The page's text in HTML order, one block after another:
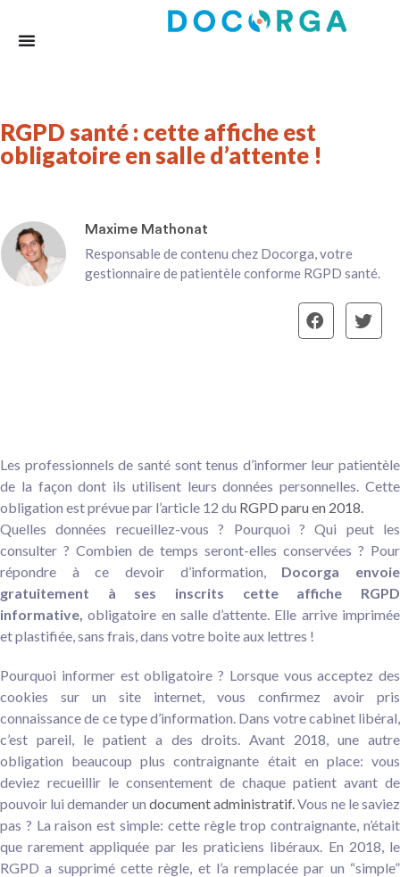
RGPD santé : cette affiche est
obligatoire en salle d’attente !
Maxime Mathonat
Responsable de contenu chez Docorga, votre
gestionnaire de patientèle conforme RGPD santé.
Les professionnels de santé sont tenus d’informer leur patientèle
de la façon dont ils utilisent leurs données personnelles. Cette
obligation est prévue par l’article 12 du RGPD paru en 2018.
Quelles données recueillez-vous ? Pourquoi ? Qui peut les
consulter ? Combien de temps seront-elles conservées ? Pour
répondre à ce devoir d’information, Docorga envoie
gratuitement à ses inscrits cette affiche RGPD
informative, obligatoire en salle d’attente. Elle arrive imprimée
et plastifiée, sans frais, dans votre boite aux lettres !
Pourquoi informer est obligatoire ? Lorsque vous acceptez des
cookies sur un site internet, vous confirmez avoir pris
connaissance de ce type d’information. Dans votre cabinet libéral,
c’est pareil, le patient a des droits. Avant 2018, une autre
obligation beaucoup plus contraignante était en place: vous
deviez recueillir le consentement de chaque patient avant de
pouvoir lui demander un document administratif.Vous ne le saviez
pas ? La raison est simple: cette règle trop contraignante, n’était
que rarement appliquée par les praticiens libéraux. En 2018, le
RGPD a supprimé cette règle, et l’a remplacée par un “simple”